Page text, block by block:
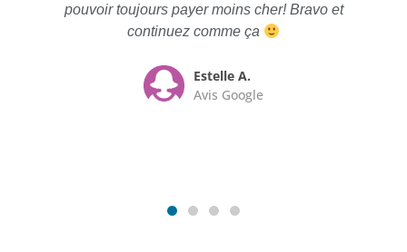
pouvoir toujours payer moins cher! Bravo et
continuez comme ça
Estelle A.
Avis Google